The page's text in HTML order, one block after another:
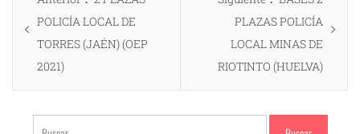
entradas
anterior:
POLICÍA LOCAL DE
TORRES (JAÉN) (OEP
2021)
siguiente:
PLAZAS POLICÍA
LOCAL MINAS DE
RIOTINTO (HUELVA)
Buscar: